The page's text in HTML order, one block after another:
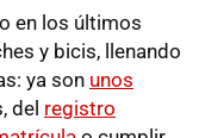
en los últimos
y bicis, llenando
ya son unos
del registro